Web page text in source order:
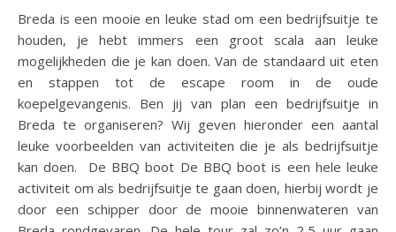
Breda is een mooie en leuke stad om een bedrijfsuitje te
houden, je hebt immers een groot scala aan leuke
mogelijkheden die je kan doen. Van de standaard uit eten
en stappen tot de escape room in de oude
koepelgevangenis. Ben jij van plan een bedrijfsuitje in
Breda te organiseren? Wij geven hieronder een aantal
leuke voorbeelden van activiteiten die je als bedrijfsuitje
kan doen. De BBQ boot De BBQ boot is een hele leuke
activiteit om als bedrijfsuitje te gaan doen, hierbij wordt je
door een schipper door de mooie binnenwateren van